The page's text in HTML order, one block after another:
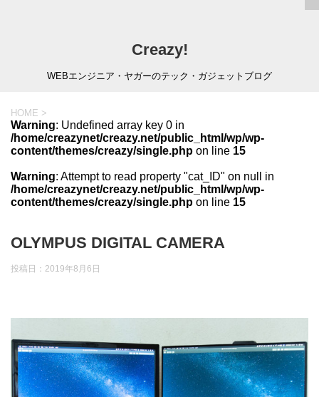
Creazy!
WEBエンジニア・ヤガーのテック・ガジェットブログ
HOME >
Warning: Undefined array key 0 in
/home/creazynet/creazy.net/public_html/wp/wp-
content/themes/creazy/single.php on line 15
Warning: Attempt to read property "cat_ID" on null in
/home/creazynet/creazy.net/public_html/wp/wp-
content/themes/creazy/single.php on line 15
OLYMPUS DIGITAL CAMERA
投稿日： 2019年8月6日